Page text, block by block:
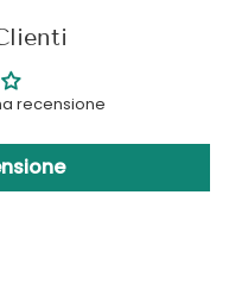
recensione